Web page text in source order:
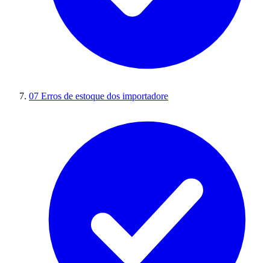
07 Erros de estoque dos importadore